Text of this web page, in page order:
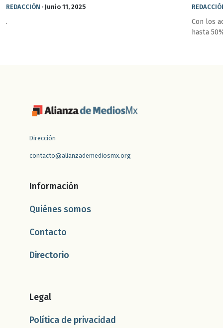
REDACCIÓN · Junio 11, 2025
.
Con los
hasta
Dirección
contacto@alianzademediosmx.org
Información
Quiénes somos
Contacto
Directorio
Legal
Política de privacidad